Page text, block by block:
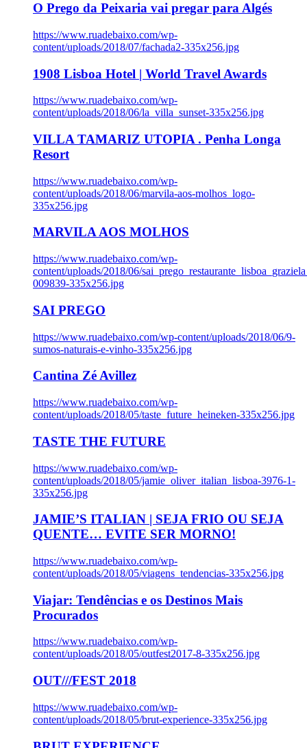
O Prego da Peixaria vai pregar para Algés
https://www.ruadebaixo.com/wp-
content/uploads/2018/07/fachada2-335x256.jpg
1908 Lisboa Hotel | World Travel Awards
https://www.ruadebaixo.com/wp-
content/uploads/2018/06/la_villa_sunset-335x256.jpg
VILLA TAMARIZ UTOPIA . Penha Longa
Resort
https://www.ruadebaixo.com/wp-
content/uploads/2018/06/marvila-aos-molhos_logo-
335x256.jpg
MARVILA AOS MOLHOS
https://www.ruadebaixo.com/wp-
content/uploads/2018/06/
009839-335x256.jpg
SAI PREGO
https://www.ruadebaixo.com/wp-content/uploads/2018/06/9-
sumos-naturais-e-vinho-335x256.jpg
Cantina Zé Avillez
https://www.ruadebaixo.com/wp-
content/uploads/2018/05/taste_future_heineken-335x256.jpg
TASTE THE FUTURE
https://www.ruadebaixo.com/wp-
content/uploads/2018/05/jamie_oliver_italian_lisboa-3976-1-
335x256.jpg
JAMIE’S ITALIAN | SEJA FRIO OU SEJA
QUENTE… EVITE SER MORNO!
https://www.ruadebaixo.com/wp-
content/uploads/2018/05/viagens_tendencias-335x256.jpg
Viajar: Tendências e os Destinos Mais
Procurados
https://www.ruadebaixo.com/wp-
content/uploads/2018/05/outfest2017-8-335x256.jpg
OUT///FEST 2018
https://www.ruadebaixo.com/wp-
content/uploads/2018/05/brut-experience-335x256.jpg